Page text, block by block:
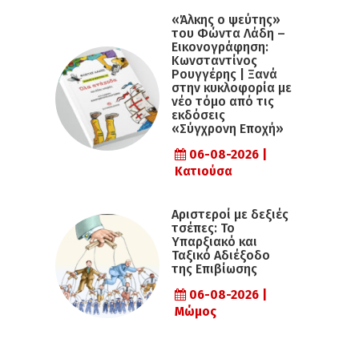
«Άλκης ο ψεύτης»
του Φώντα Λάδη –
Εικονογράφηση:
Κωνσταντίνος
Ρουγγέρης | Ξανά
στην κυκλοφορία με
νέο τόμο από τις
εκδόσεις
«Σύγχρονη Εποχή»
06-08-2026 |
Κατιούσα
Αριστεροί με δεξιές
τσέπες: Το
Υπαρξιακό και
Ταξικό Αδιέξοδο
της Επιβίωσης
06-08-2026 |
Μώμος